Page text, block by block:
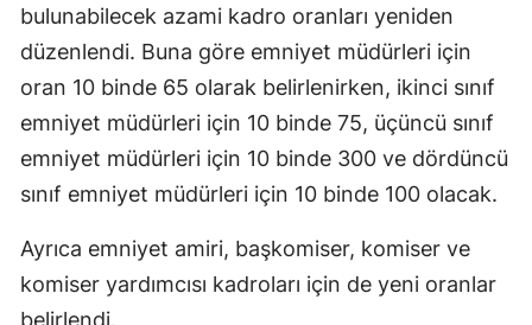
bulunabilecek azami kadro oranları yeniden
düzenlendi. Buna göre emniyet müdürleri için
oran 10 binde 65 olarak belirlenirken, ikinci sınıf
emniyet müdürleri için 10 binde 75, üçüncü sınıf
emniyet müdürleri için 10 binde 300 ve dördüncü
sınıf emniyet müdürleri için 10 binde 100 olacak.
Ayrıca emniyet amiri, başkomiser, komiser ve
komiser yardımcısı kadroları için de yeni oranlar
belirlendi.